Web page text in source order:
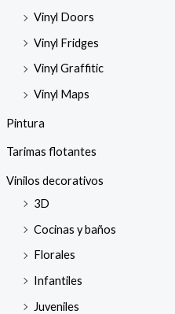
Vinyl Doors
Vinyl Fridges
Vinyl Graffitic
Vinyl Maps
Pintura
Tarimas flotantes
Vinilos decorativos
3D
Cocinas y baños
Florales
Infantiles
Juveniles